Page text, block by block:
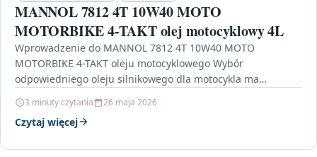
MANNOL 7812 4T 10W40 MOTO
MOTORBIKE 4-TAKT olej motocyklowy 4L
Wprowadzenie do MANNOL 7812 4T 10W40 MOTO
MOTORBIKE 4-TAKT oleju motocyklowego Wybór
odpowiedniego oleju silnikowego dla motocykla ma
3 minuty czytania 26 maja 2026
Czytaj więcej